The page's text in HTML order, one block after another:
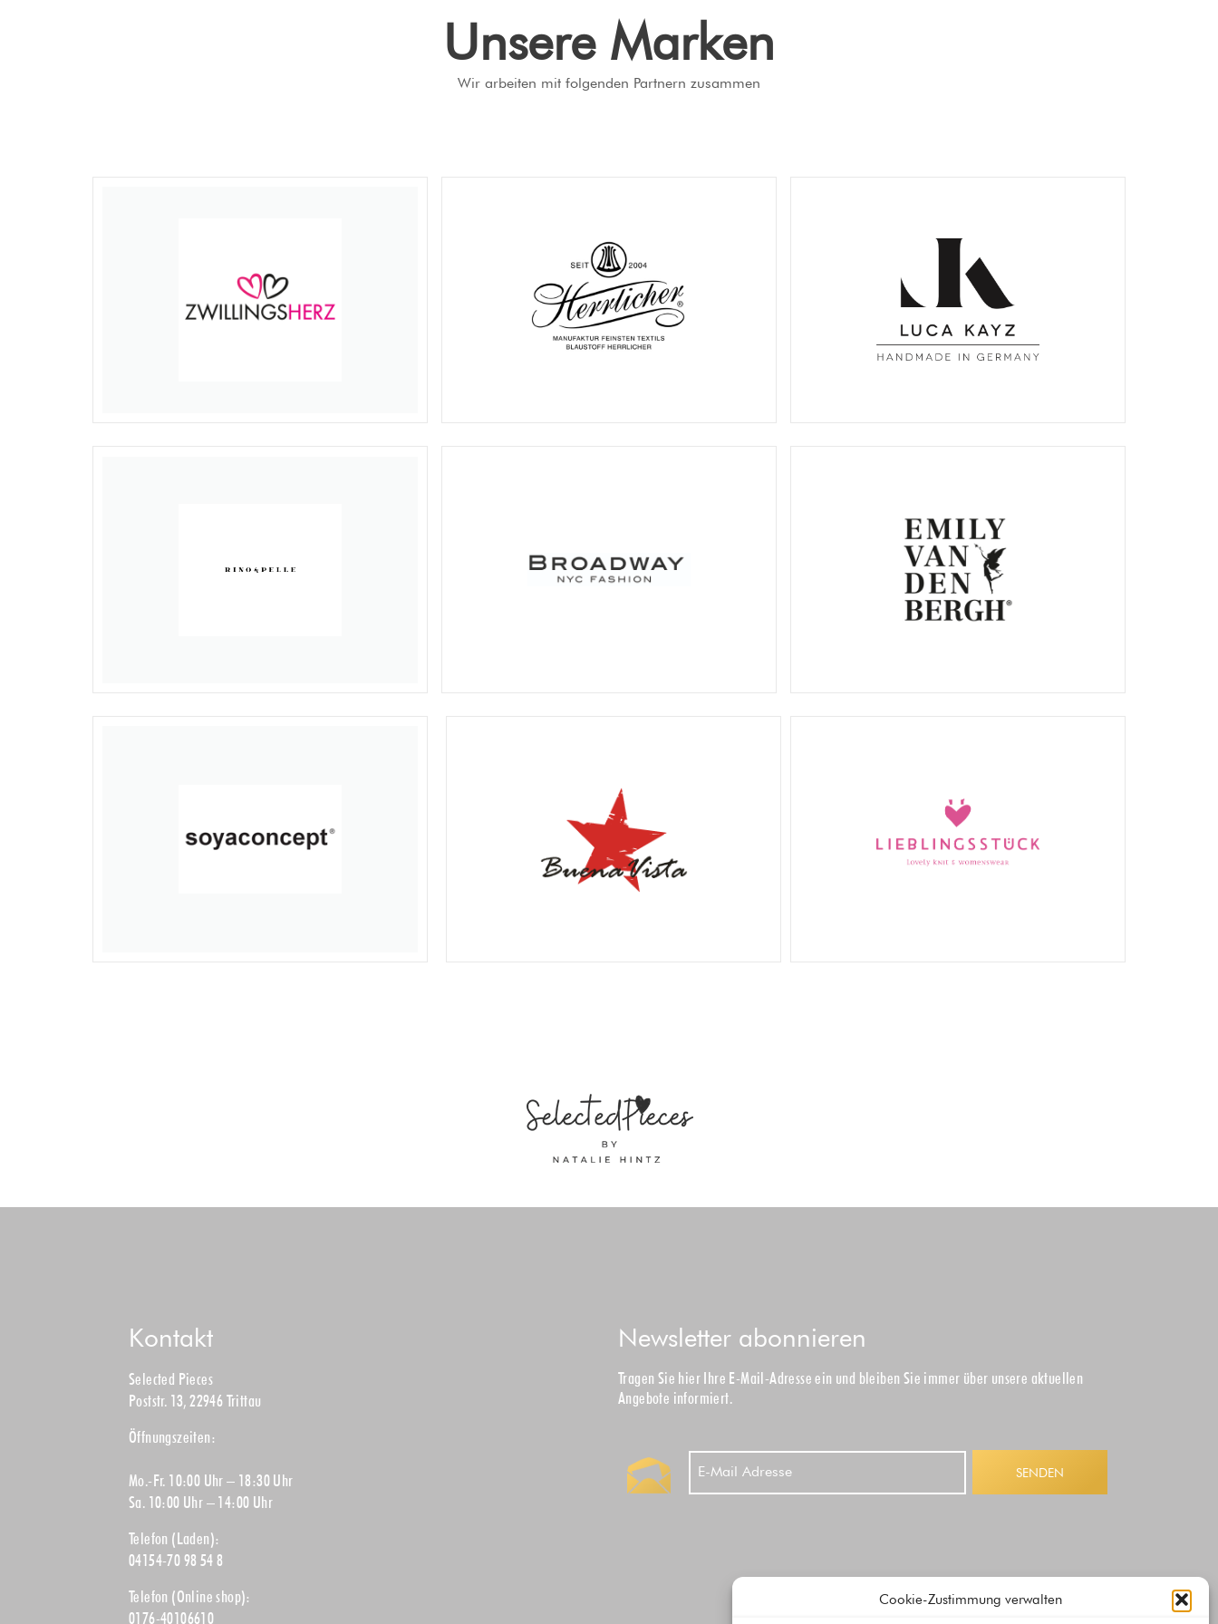
Cookie-Zustimmung verwalten
Unsere Marken
Wir arbeiten mit folgenden Partnern zusammen
Kontakt
Selected Pieces
Poststr. 13, 22946 Trittau
Öffnungszeiten:
Mo.-Fr. 10:00 Uhr – 18:30 Uhr
Sa. 10:00 Uhr – 14:00 Uhr
Telefon (Laden):
04154-70 98 54 8
Telefon (Online shop):
0176-40106610
Newsletter abonnieren
Tragen Sie hier Ihre E-Mail-Adresse ein und bleiben Sie immer über unsere aktuellen
Angebote informiert.
SENDEN